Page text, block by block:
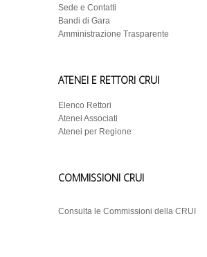
Sede e Contatti
Bandi di Gara
Amministrazione Trasparente
ATENEI E RETTORI CRUI
Elenco Rettori
Atenei Associati
Atenei per Regione
COMMISSIONI CRUI
Consulta le Commissioni della CRUI